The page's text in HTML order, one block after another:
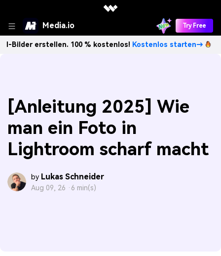
Media.io Try Free
100 % kostenlos!Kostenlos starten→
[Anleitung 2025] Wie
man ein Foto in
Lightroom scharf macht
by Lukas Schneider
Aug 09, 26 · 6 min(s)